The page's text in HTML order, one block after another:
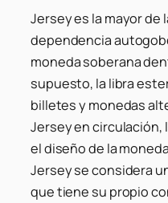
Jersey es la mayor de
dependencia
moneda soberana
supuesto, la libra
billetes y monedas
Jersey en circulación,
el diseño de la
Jersey se considera
que tiene su propio